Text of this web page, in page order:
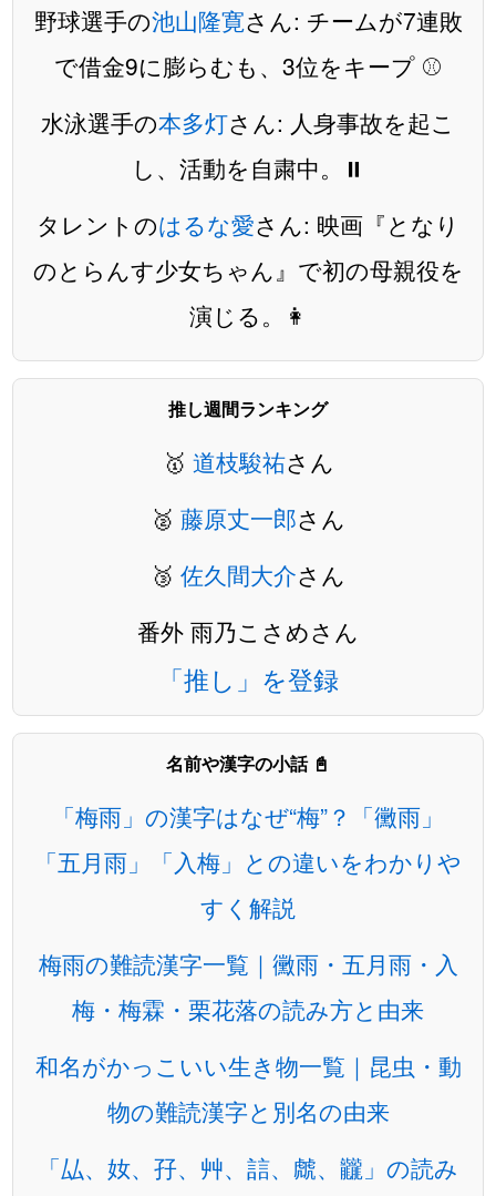
野球選手の池山隆寛さん: チームが7連敗
で借金9に膨らむも、3位をキープ ⚾️
水泳選手の本多灯さん: 人身事故を起こ
し、活動を自粛中。⏸️
タレントのはるな愛さん: 映画『となり
のとらんす少女ちゃん』で初の母親役を
演じる。👩
推し週間ランキング
🥇 道枝駿祐さん
🥈 藤原丈一郎さん
🥉 佐久間大介さん
番外 雨乃こさめさん
「推し」を登録
名前や漢字の小話 📓
「梅雨」の漢字はなぜ“梅”？「黴雨」
「五月雨」「入梅」との違いをわかりや
すく解説
梅雨の難読漢字一覧｜黴雨・五月雨・入
梅・梅霖・栗花落の読み方と由来
和名がかっこいい生き物一覧｜昆虫・動
物の難読漢字と別名の由来
「厸、奻、孖、艸、誩、虤、龖」の読み